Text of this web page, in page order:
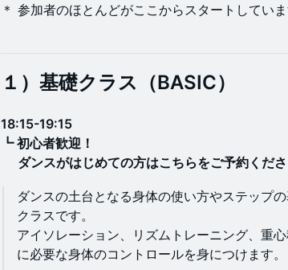
＊ 参加者のほとんどがここからスタートしてい
１）基礎クラス（BASIC）
18:15-19:15
┗ 初心者歓迎！
ダンスがはじめての方はこちらをご予約くだ
ダンスの土台となる身体の使い方やステップ
クラスです。
アイソレーション、リズムトレーニング、重
に必要な身体のコントロールを身につけます。